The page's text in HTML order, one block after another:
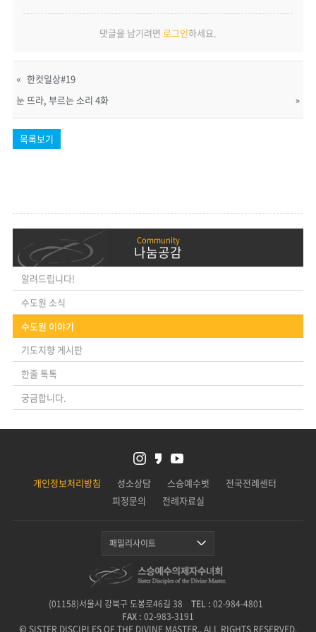
댓글을 남기려면 로그인하세요.
« 한컷일상#19
눈 뜨라, 부르는 소리 4화
»
목록보기
나눔공감
알려드립니다!
수도원 소식
수도원 이야기
기도지향 게시판
한줄 톡톡
궁금합니다.
개인정보처리방침 성소상담 스승예수벗
전국전례센터
피정문의
전례자료실
패밀리사이트
(01158)서울시 강북구 도봉로46길 38 TEL : 02-984-4801
FAX : 02-983-3191
© SISTER DISCIPLES OF THE DIVINE MASTER., ALL RIGHTS RESERVED.